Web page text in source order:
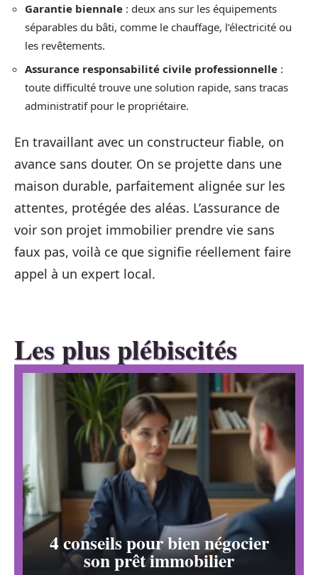
Garantie biennale : deux ans sur les équipements
séparables du bâti, comme le chauffage, l’électricité ou
les revêtements.
Assurance responsabilité civile professionnelle :
toute difficulté trouve une solution rapide, sans tracas
administratif pour le propriétaire.
En travaillant avec un constructeur fiable, on
avance sans douter. On se projette dans une
maison durable, parfaitement alignée sur les
attentes, protégée des aléas. L’assurance de
voir son projet immobilier prendre vie sans
faux pas, voilà ce que signifie réellement faire
appel à un expert local.
Les plus plébiscités
4 conseils pour bien négocier
son prêt immobilier